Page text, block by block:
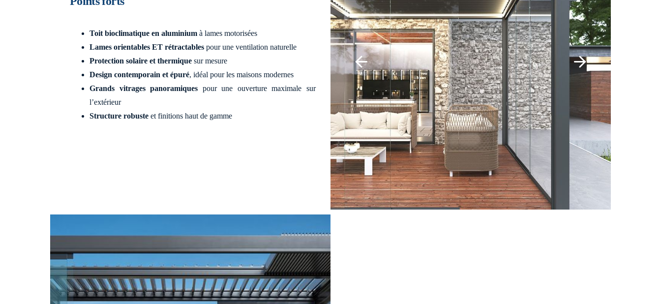
Toit bioclimatique en aluminium à lames motorisées
Lames orientables ET rétractables pour une ventilation naturelle
Protection solaire et thermique sur mesure
Design contemporain et épuré, idéal pour les maisons modernes
Grands vitrages panoramiques pour une ouverture maximale sur
l’extérieur
Structure robuste et finitions haut de gamme